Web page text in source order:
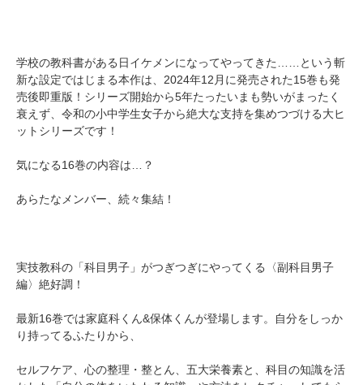
学校の教科書がある日イケメンになってやってきた……という斬
新な設定ではじまる本作は、2024年12月に発売された15巻も発
売後即重版！シリーズ開始から5年たったいまも勢いがまったく
衰えず、令和の小中学生女子から絶大な支持を集めつづける大ヒ
ットシリーズです！
気になる16巻の内容は…？
あらたなメンバー、続々集結！
実技教科の「科目男子」がつぎつぎにやってくる〈副科目男子
編〉絶好調！
最新16巻では家庭科くん&保体くんが登場します。自分をしっか
り持ってるふたりから、
セルフケア、心の整理・整とん、五大栄養素と、科目の知識を活